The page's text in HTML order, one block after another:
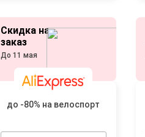
Скидка на
заказ
До 11 мая
до -80% на велоспорт